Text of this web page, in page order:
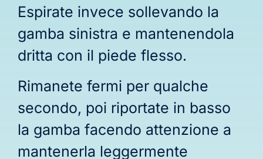
Espirate invece sollevando la
gamba sinistra e mantenendola
dritta con il piede flesso.
Rimanete fermi per qualche
secondo, poi riportate in basso
la gamba facendo attenzione a
mantenerla leggermente